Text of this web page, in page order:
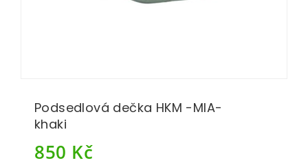
Podsedlová dečka HKM -MIA-
khaki
850 Kč